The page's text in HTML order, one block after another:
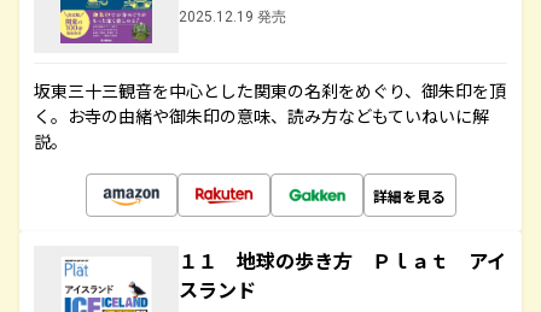
2025.12.19 発売
坂東三十三観音を中心とした関東の名刹をめぐり、御朱印を頂
く。お寺の由緒や御朱印の意味、読み方などもていねいに解
説。
詳細を見る
１１ 地球の歩き方 Ｐｌａｔ アイ
スランド